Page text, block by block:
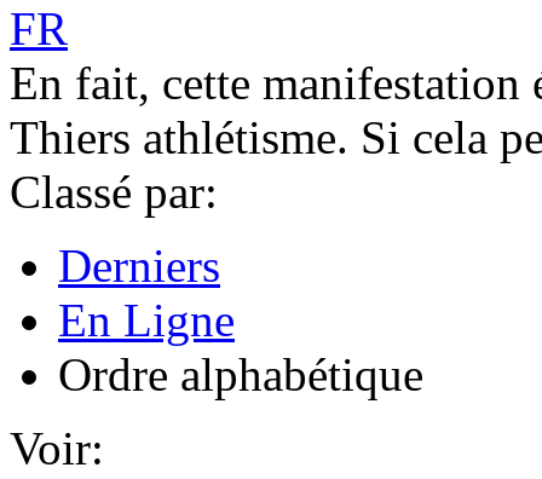
FR
En fait, cette manifestation
Thiers athlétisme. Si cela
Classé par:
Derniers
En Ligne
Ordre alphabétique
Voir: